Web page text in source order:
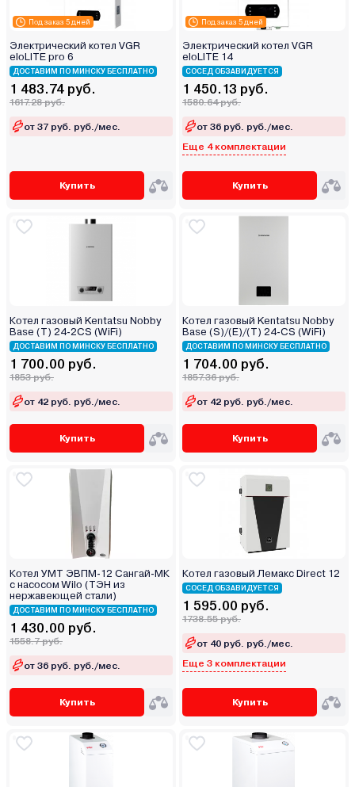
Под заказ 5 дней
Электрический котел VGR
eloLITE pro 6
ДОСТАВИМ ПО МИНСКУ БЕСПЛАТНО
1 483.74 руб.
1617.28 руб.
от 37 руб. руб./мес.
Купить
Под заказ 5 дней
Электрический котел VGR
eloLITE 14
СОСЕД ОБЗАВИДУЕТСЯ
1 450.13 руб.
1580.64 руб.
от 36 руб. руб./мес.
Еще 4 комплектации
Купить
Котел газовый Kentatsu Nobby
Base (T) 24-2CS (WiFi)
ДОСТАВИМ ПО МИНСКУ БЕСПЛАТНО
1 700.00 руб.
1853 руб.
от 42 руб. руб./мес.
Купить
Котел газовый Kentatsu Nobby
Base (S)/(E)/(T) 24-CS (WiFi)
ДОСТАВИМ ПО МИНСКУ БЕСПЛАТНО
1 704.00 руб.
1857.36 руб.
от 42 руб. руб./мес.
Купить
Котел УМТ ЭВПМ-12 Сангай-МК
с насосом Wilo (ТЭН из
нержавеющей стали)
ДОСТАВИМ ПО МИНСКУ БЕСПЛАТНО
1 430.00 руб.
1558.7 руб.
от 36 руб. руб./мес.
Купить
Котел газовый Лемакс Direct 12
СОСЕД ОБЗАВИДУЕТСЯ
1 595.00 руб.
1738.55 руб.
от 40 руб. руб./мес.
Еще 3 комплектации
Купить